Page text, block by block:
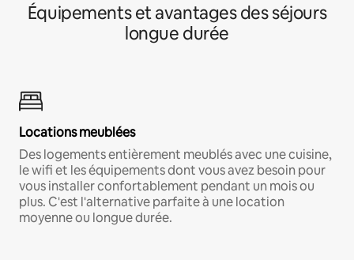
Équipements et avantages des séjours
longue durée
Locations meublées
Des logements entièrement meublés avec une cuisine,
le wifi et les équipements dont vous avez besoin pour
vous installer confortablement pendant un mois ou
plus. C'est l'alternative parfaite à une location
moyenne ou longue durée.